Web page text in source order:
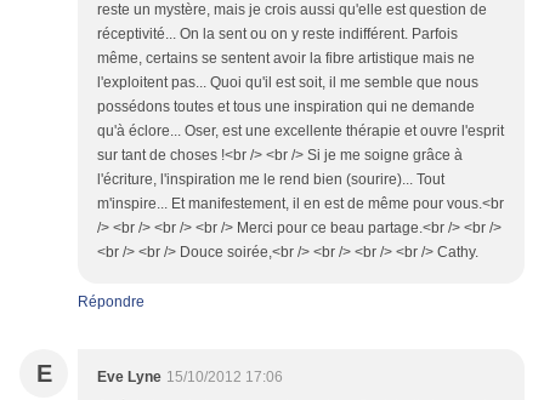
reste un mystère, mais je crois aussi qu'elle est question de
réceptivité... On la sent ou on y reste indifférent. Parfois
même, certains se sentent avoir la fibre artistique mais ne
l'exploitent pas... Quoi qu'il est soit, il me semble que nous
possédons toutes et tous une inspiration qui ne demande
qu'à éclore... Oser, est une excellente thérapie et ouvre l'esprit
sur tant de choses !<br /> <br /> Si je me soigne grâce à
l'écriture, l'inspiration me le rend bien (sourire)... Tout
m'inspire... Et manifestement, il en est de même pour vous.<br
/> <br /> <br /> <br /> Merci pour ce beau partage.<br /> <br />
<br /> <br /> Douce soirée,<br /> <br /> <br /> <br /> Cathy.
Répondre
E Eve Lyne 15/10/2012 17:06